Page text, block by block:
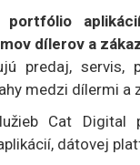
portfólio
dílerov a
predaj, servis,
medzi dílermi
Cat Digital
dátovej